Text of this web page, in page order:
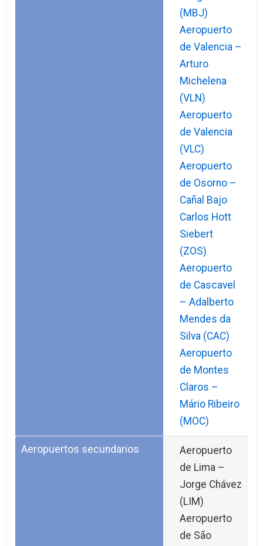
(MBJ)
Aeropuerto
de Valencia –
Arturo
Michelena
(VLN)
Aeropuerto
de Valencia
(VLC)
Aeropuerto
de Osorno –
Cañal Bajo
Carlos Hott
Siebert
(ZOS)
Aeropuerto
de Cascavel
– Adalberto
Mendes da
Silva (CAC)
Aeropuerto
de Montes
Claros –
Mário Ribeiro
(MOC)
Aeropuertos secundarios
Aeropuerto
de Lima –
Jorge Chávez
(LIM)
Aeropuerto
de São